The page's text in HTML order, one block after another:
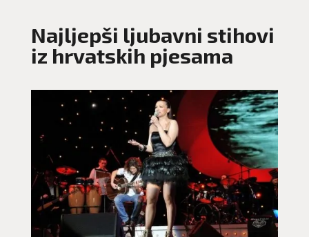
Najljepši ljubavni stihovi
iz hrvatskih pjesama